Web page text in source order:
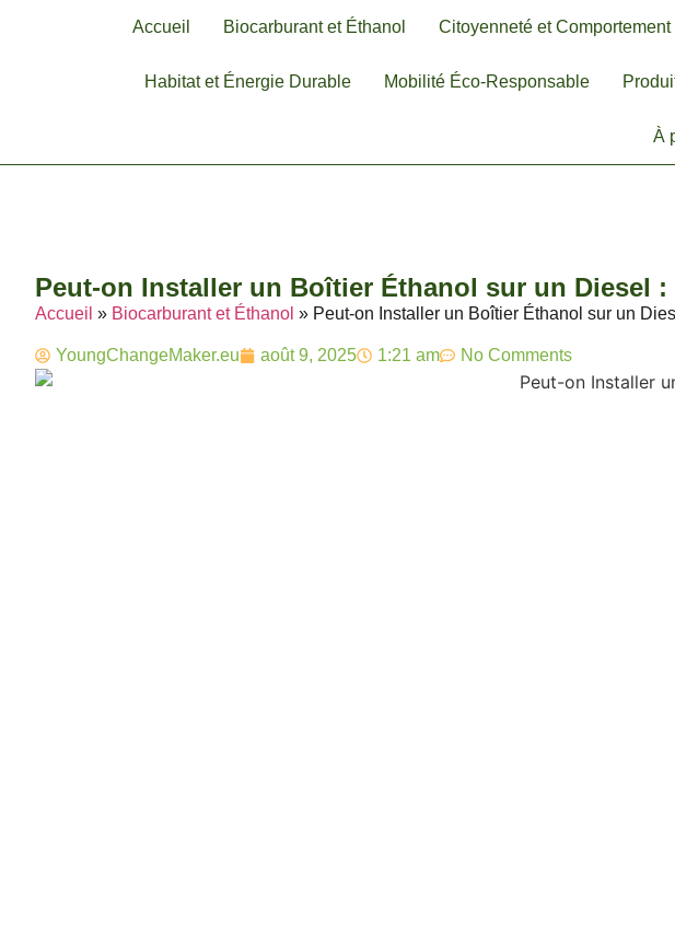
Accueil Biocarburant et Éthanol Citoyenneté et Comportement
Habitat et Énergie Durable Mobilité Éco-Responsable
À
Peut-on Installer un Boîtier Éthanol sur un Diesel :
Accueil » Biocarburant et Éthanol » Peut-on Installer un Boîtier Éthanol sur un
YoungChangeMaker.eu août 9, 2025 1:21 am No Comments